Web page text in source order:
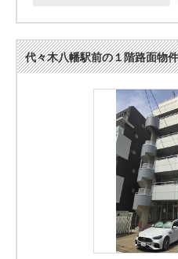
代々木八幡駅前の１階路面物